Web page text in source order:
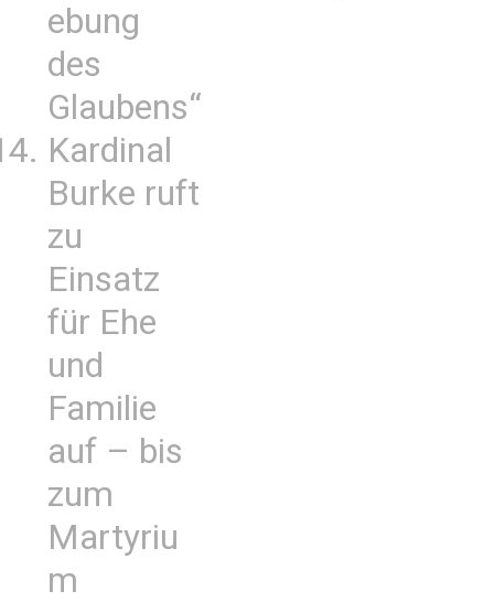
ebung
des
Glaubens“
Kardinal
Burke ruft
zu
Einsatz
für Ehe
und
Familie
auf – bis
zum
Martyriu
m